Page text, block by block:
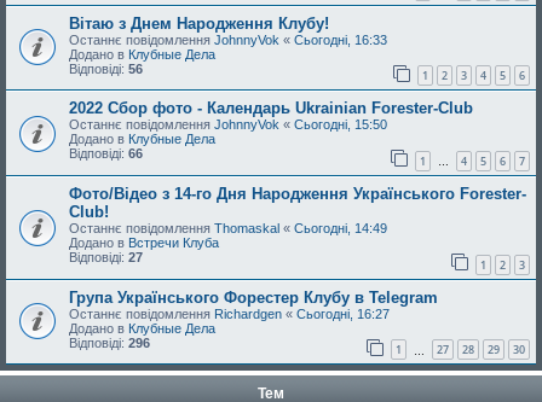
Вітаю з Днем Народження Клубу!
Останнє повідомлення JohnnyVok « Сьогодні, 16:33
Додано в Клубные Дела
Відповіді: 56 1 2 3 4 5 6
2022 Сбор фото - Календарь Ukrainian Forester-Club
Останнє повідомлення JohnnyVok « Сьогодні, 15:50
Додано в Клубные Дела
Відповіді: 66 1 … 4 5 6 7
Фото/Відео з 14-го Дня Народження Українського Forester-
Club!
Останнє повідомлення Thomaskal « Сьогодні, 14:49
Додано в Встречи Клуба
Відповіді: 27 1 2 3
Група Українського Форестер Клубу в Telegram
Останнє повідомлення Richardgen « Сьогодні, 16:27
Додано в Клубные Дела
Відповіді: 296 1 27 28 29 30
Тем